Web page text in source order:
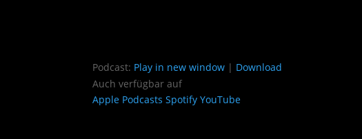
Podcast: Play in new window | Download
Auch verfügbar auf
Apple Podcasts Spotify YouTube